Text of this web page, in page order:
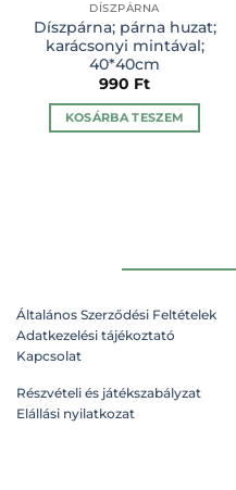
DÍSZPÁRNA
Díszpárna; párna huzat;
karácsonyi mintával;
40*40cm
990 Ft
KOSÁRBA TESZEM
Általános Szerződési Feltételek
Adatkezelési tájékoztató
Kapcsolat
Részvételi és játékszabályzat
Elállási nyilatkozat